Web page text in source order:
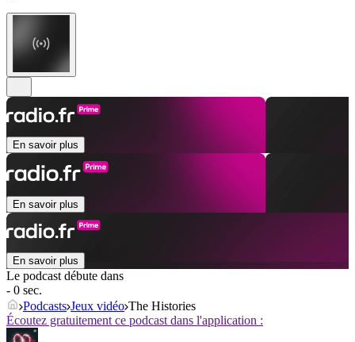
En savoir plus
En savoir plus
En savoir plus
Le podcast débute dans
- 0 sec.
Podcasts Jeux vidéo The Histories
Écoutez gratuitement ce podcast dans l'application :